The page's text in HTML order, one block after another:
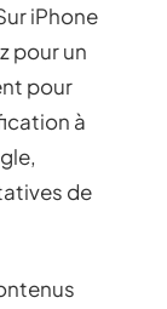
iPhone
pour un
pour
à
de